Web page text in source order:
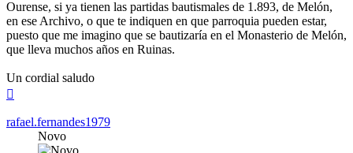
Ourense, si ya tienen las partidas bautismales de 1.893, de Melón,
en ese Archivo, o que te indiquen en que parroquia pueden estar,
puesto que me imagino que se bautizaría en el Monasterio de Melón,
que lleva muchos años en Ruinas.
Un cordial saludo
rafael.fernandes1979
Novo